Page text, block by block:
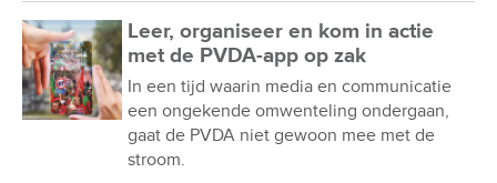
Leer, organiseer en kom in actie
met de PVDA-app op zak
In een tijd waarin media en communicatie
een ongekende omwenteling ondergaan,
gaat de PVDA niet gewoon mee met de
stroom.